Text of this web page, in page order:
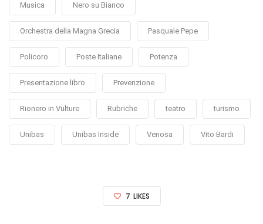
Musica Nero su Bianco
Orchestra della Magna Grecia Pasquale Pepe
Policoro Poste Italiane Potenza
Presentazione libro Prevenzione
Rionero in Vulture Rubriche teatro turismo
Unibas Unibas Inside Venosa Vito Bardi
7 LIKES